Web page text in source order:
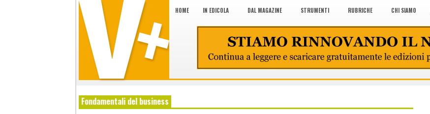
HOME IN EDICOLA DAL MAGAZINE STRUMENTI RUBRICHE CHI SIAMO
Fondamentali del business